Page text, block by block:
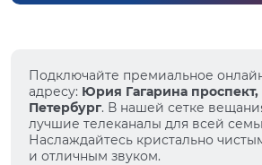
Подключайте премиальное
адресу: Юрия Гагарина проспект,
Петербург. В нашей сетке
лучшие телеканалы для всей
Наслаждайтесь кристально
и отличным звуком.